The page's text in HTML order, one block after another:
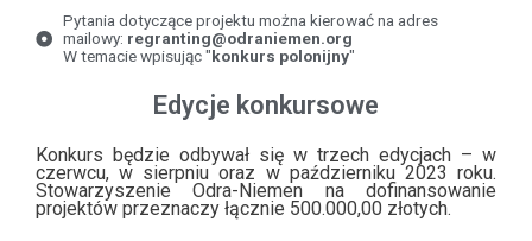
Pytania dotyczące projektu można kierować na adres
mailowy: regranting@odraniemen.org
W temacie wpisując "konkurs polonijny"
Edycje konkursowe
Konkurs będzie odbywał się w trzech edycjach – w
czerwcu, w sierpniu oraz w październiku 2023 roku.
Stowarzyszenie Odra-Niemen na dofinansowanie
projektów przeznaczy łącznie 500.000,00 złotych.